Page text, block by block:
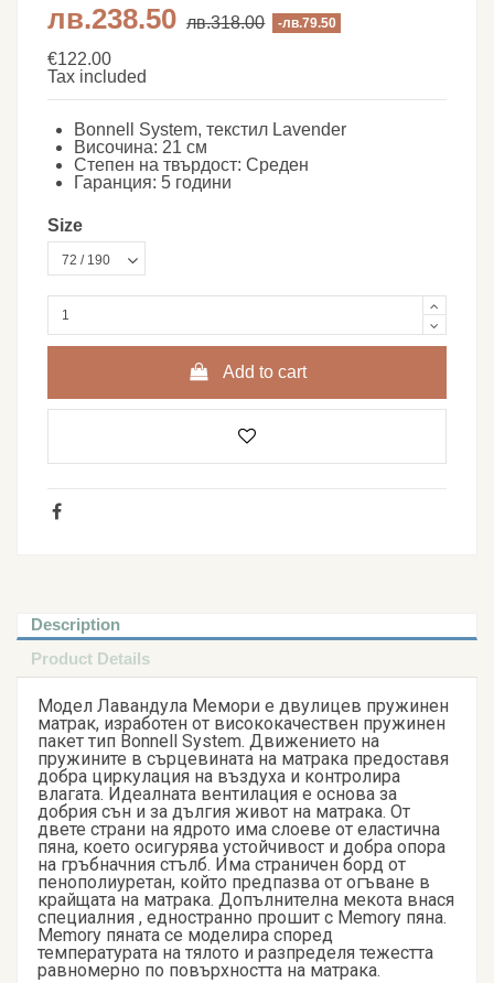
лв.238.50 лв.318.00 -лв.79.50
€122.00
Tax included
Bonnell System, текстил Lavender
Височина: 21 см
Степен на твърдост: Среден
Гаранция: 5 години
Size
Add to cart
Description
Product Details
Модел Лавандула Мемори е двулицев пружинен
матрак, изработен от висококачествен пружинен
пакет тип Bonnell System. Движението на
пружините в сърцевината на матрака предоставя
добра циркулация на въздуха и контролира
влагата. Идеалната вентилация е основа за
добрия сън и за дългия живот на матрака. От
двете страни на ядрото има слоеве от еластична
пяна, което осигурява устойчивост и добра опора
на гръбначния стълб. Има страничен борд от
пенополиуретан, който предпазва от огъване в
крайщата на матрака. Допълнителна мекота внася
специалния , едностранно прошит с Memory пяна.
Memory пяната се моделира според
температурата на тялото и разпределя тежестта
равномерно по повърхността на матрака.